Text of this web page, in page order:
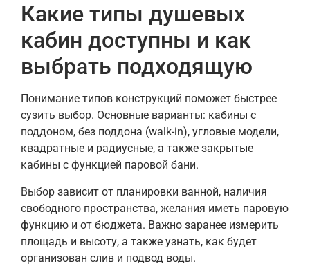
Какие типы душевых
кабин доступны и как
выбрать подходящую
Понимание типов конструкций поможет быстрее
сузить выбор. Основные варианты: кабины с
поддоном, без поддона (walk-in), угловые модели,
квадратные и радиусные, а также закрытые
кабины с функцией паровой бани.
Выбор зависит от планировки ванной, наличия
свободного пространства, желания иметь паровую
функцию и от бюджета. Важно заранее измерить
площадь и высоту, а также узнать, как будет
организован слив и подвод воды.